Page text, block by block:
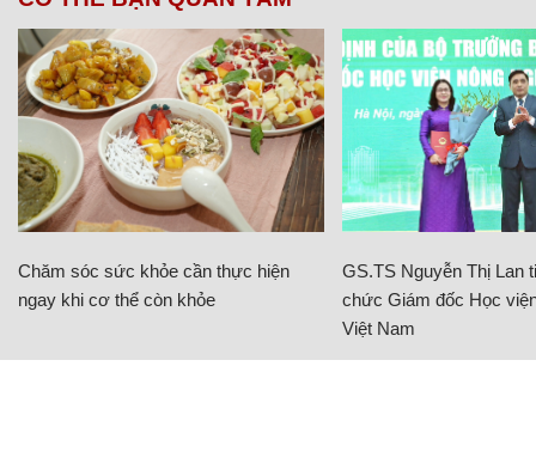
Chăm sóc sức khỏe cần thực hiện
ngay khi cơ thể còn khỏe
GS.TS Nguyễn Thị Lan
chức Giám đốc Học
Việt Nam